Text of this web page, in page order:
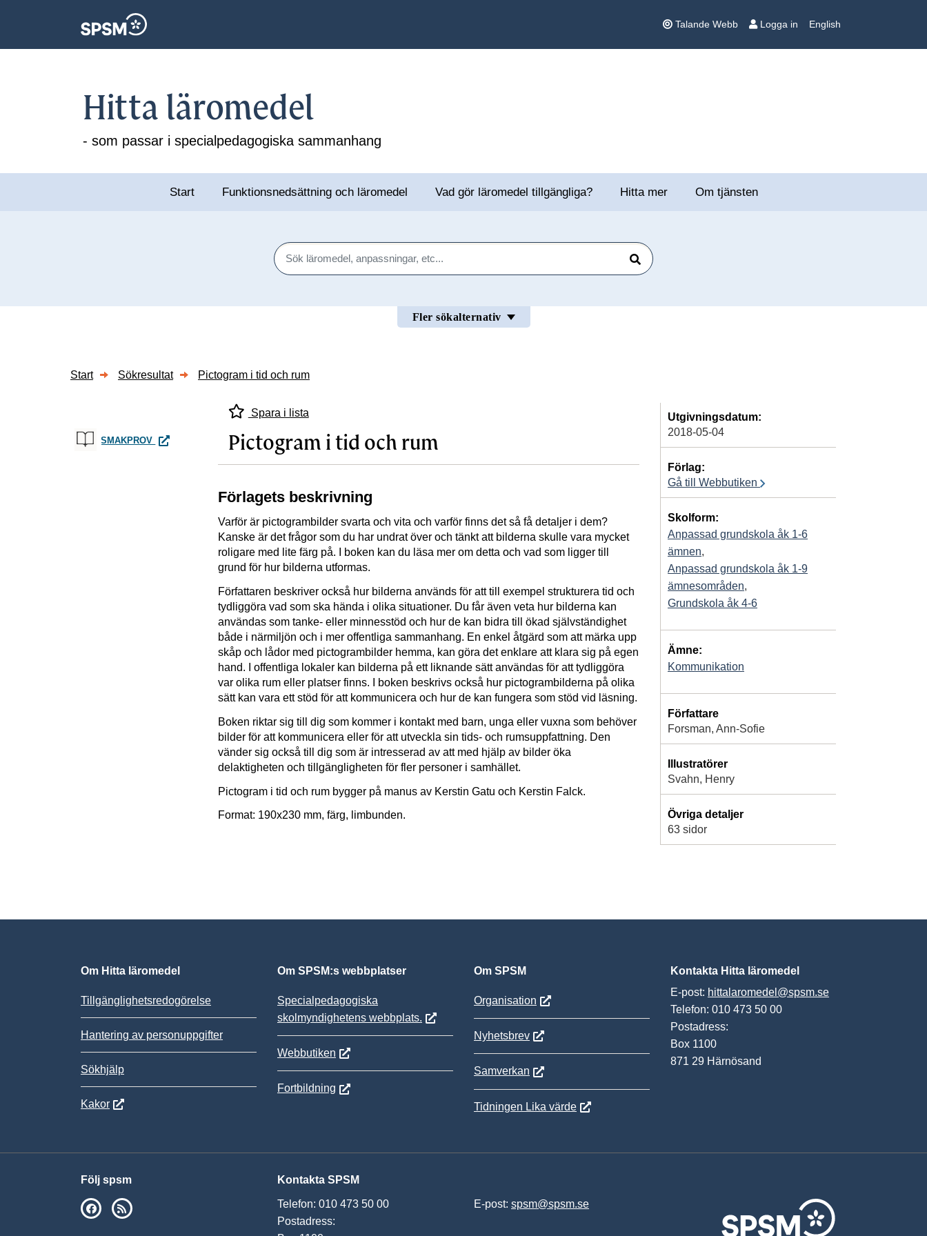
Talande Webb Logga in English
Hitta läromedel
- som passar i specialpedagogiska sammanhang
Start Funktionsnedsättning och läromedel Vad gör läromedel tillgängliga? Hitta mer Om tjänsten
Sök
Sök
Fler sökalternativ
Start Sökresultat Pictogram i tid och rum
SMAKPROV PICTOGRAM I TID OCH RUM
Spara i lista
Pictogram i tid och rum
Förlagets beskrivning
Varför är pictogrambilder svarta och vita och varför finns det så få detaljer i dem?
Kanske är det frågor som du har undrat över och tänkt att bilderna skulle vara mycket
roligare med lite färg på. I boken kan du läsa mer om detta och vad som ligger till
grund för hur bilderna utformas.
Författaren beskriver också hur bilderna används för att till exempel strukturera tid och
tydliggöra vad som ska hända i olika situationer. Du får även veta hur bilderna kan
användas som tanke- eller minnesstöd och hur de kan bidra till ökad självständighet
både i närmiljön och i mer offentliga sammanhang. En enkel åtgärd som att märka upp
skåp och lådor med pictogrambilder hemma, kan göra det enklare att klara sig på egen
hand. I offentliga lokaler kan bilderna på ett liknande sätt användas för att tydliggöra
var olika rum eller platser finns. I boken beskrivs också hur pictogrambilderna på olika
sätt kan vara ett stöd för att kommunicera och hur de kan fungera som stöd vid läsning.
Boken riktar sig till dig som kommer i kontakt med barn, unga eller vuxna som behöver
bilder för att kommunicera eller för att utveckla sin tids- och rumsuppfattning. Den
vänder sig också till dig som är intresserad av att med hjälp av bilder öka
delaktigheten och tillgängligheten för fler personer i samhället.
Pictogram i tid och rum bygger på manus av Kerstin Gatu och Kerstin Falck.
Format: 190x230 mm, färg, limbunden.
Utgivningsdatum:
2018-05-04
Förlag:
Gå till Webbutiken
Skolform:
Anpassad grundskola åk 1-6
ämnen,
Anpassad grundskola åk 1-9
ämnesområden,
Grundskola åk 4-6
Ämne:
Kommunikation
Författare
Forsman, Ann-Sofie
Illustratörer
Svahn, Henry
Övriga detaljer
63 sidor
Om Hitta läromedel
Tillgänglighetsredogörelse
Hantering av personuppgifter
Sökhjälp
Kakor
Om SPSM:s webbplatser
Specialpedagogiska
skolmyndighetens webbplats.
Webbutiken
Fortbildning
Om SPSM
Organisation
Nyhetsbrev
Samverkan
Tidningen Lika värde
Kontakta Hitta läromedel
E-post: hittalaromedel@spsm.se
Telefon: 010 473 50 00
Postadress:
Box 1100
871 29 Härnösand
Följ spsm
SPSM på Facebook
Kontakta SPSM
Telefon: 010 473 50 00
Postadress:
E-post: spsm@spsm.se